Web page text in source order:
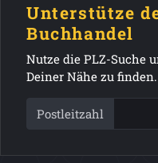
Unterstütze
Buchhandel
Nutze die PLZ-Suche
Deiner Nähe zu finden.
Postleitzahl